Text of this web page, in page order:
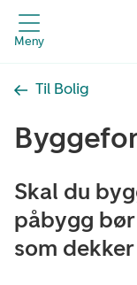
Meny
Til Bolig
Skal du
påbygg
som